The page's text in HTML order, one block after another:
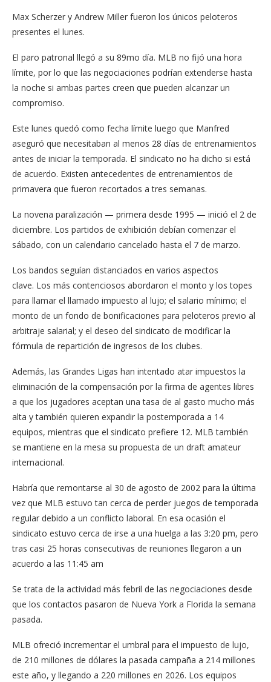
Max Scherzer y Andrew Miller fueron los únicos peloteros
presentes el lunes.
El paro patronal llegó a su 89mo día. MLB no fijó una hora
límite, por lo que las negociaciones podrían extenderse hasta
la noche si ambas partes creen que pueden alcanzar un
compromiso.
Este lunes quedó como fecha límite luego que Manfred
aseguró que necesitaban al menos 28 días de entrenamientos
antes de iniciar la temporada. El sindicato no ha dicho si está
de acuerdo. Existen antecedentes de entrenamientos de
primavera que fueron recortados a tres semanas.
La novena paralización — primera desde 1995 — inició el 2 de
diciembre. Los partidos de exhibición debían comenzar el
sábado, con un calendario cancelado hasta el 7 de marzo.
Los bandos seguían distanciados en varios aspectos
clave. Los más contenciosos abordaron el monto y los topes
para llamar el llamado impuesto al lujo; el salario mínimo; el
monto de un fondo de bonificaciones para peloteros previo al
arbitraje salarial; y el deseo del sindicato de modificar la
fórmula de repartición de ingresos de los clubes.
Además, las Grandes Ligas han intentado atar impuestos la
eliminación de la compensación por la firma de agentes libres
a que los jugadores aceptan una tasa de al gasto mucho más
alta y también quieren expandir la postemporada a 14
equipos, mientras que el sindicato prefiere 12. MLB también
se mantiene en la mesa su propuesta de un draft amateur
internacional.
Habría que remontarse al 30 de agosto de 2002 para la última
vez que MLB estuvo tan cerca de perder juegos de temporada
regular debido a un conflicto laboral. En esa ocasión el
sindicato estuvo cerca de irse a una huelga a las 3:20 pm, pero
tras casi 25 horas consecutivas de reuniones llegaron a un
acuerdo a las 11:45 am
Se trata de la actividad más febril de las negociaciones desde
que los contactos pasaron de Nueva York a Florida la semana
pasada.
MLB ofreció incrementar el umbral para el impuesto de lujo,
de 210 millones de dólares la pasada campaña a 214 millones
este año, y llegando a 220 millones en 2026. Los equipos